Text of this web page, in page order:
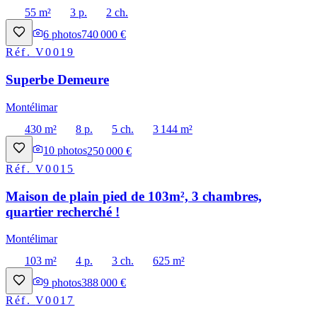
55 m²
3 p.
2 ch.
6 photos740 000 €
Réf.V0019
Superbe Demeure
Montélimar
430 m²
8 p. 5 ch.
3 144 m²
10 photos250 000 €
Réf.V0015
Maison de plain pied de 103m², 3 chambres,
quartier recherché !
Montélimar
103 m²
4 p. 3 ch.
625 m²
9 photos388 000 €
Réf.V0017